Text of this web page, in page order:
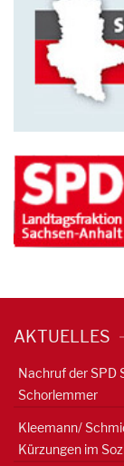
AKTUELLES
Nachruf der SPD
Schorlemmer
Kleemann/
Kürzungen im